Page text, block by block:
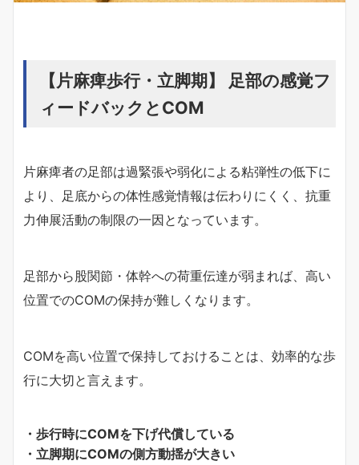
【片麻痺歩行・立脚期】 足部の感覚フ
ィードバックとCOM
片麻痺者の足部は過緊張や弱化による粘弾性の低下に
より、足底からの体性感覚情報は伝わりにくく、抗重
力伸展活動の制限の一因となっています。
足部から股関節・体幹への荷重伝達が弱まれば、高い
位置でのCOMの保持が難しくなります。
COMを高い位置で保持しておけることは、効率的な歩
行に大切と言えます。
・歩行時にCOMを下げ代償している
・立脚期にCOMの側方動揺が大きい